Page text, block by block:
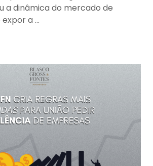
a dinâmica do mercado de
a …